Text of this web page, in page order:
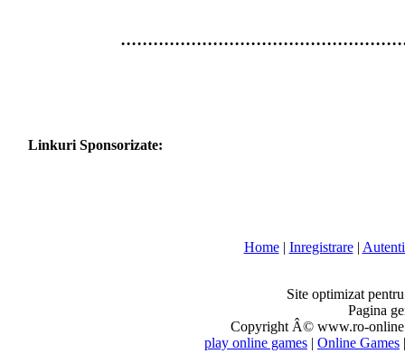
Linkuri Sponsorizate:
Home| Inregistrare|
Site optimizat
Pagina
Copyright Â© www.ro-
play online games | Online Games